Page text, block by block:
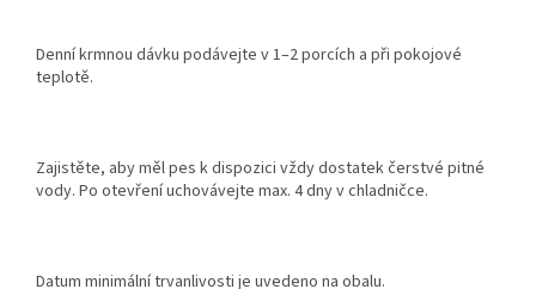
Denní krmnou dávku podávejte v 1–2 porcích a při pokojové
teplotě.
Zajistěte, aby měl pes k dispozici vždy dostatek čerstvé pitné
vody. Po otevření uchovávejte max. 4 dny v chladničce.
Datum minimální trvanlivosti je uvedeno na obalu.